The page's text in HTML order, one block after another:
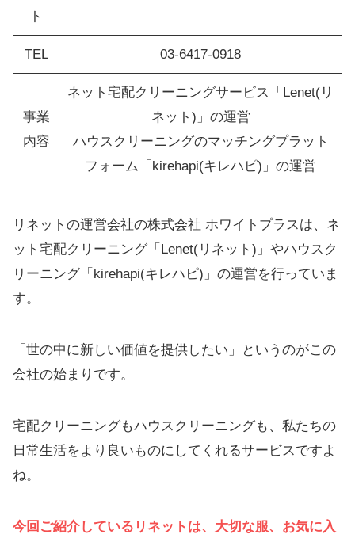
ト
TEL 03-6417-0918
事業
内容
ネット宅配クリーニングサービス「Lenet(リ
ネット)」の運営
ハウスクリーニングのマッチングプラット
フォーム「kirehapi(キレハピ)」の運営
リネットの運営会社の株式会社 ホワイトプラスは、ネ
ット宅配クリーニング「Lenet(リネット)」やハウスク
リーニング「kirehapi(キレハピ)」の運営を行っていま
す。
「世の中に新しい価値を提供したい」というのがこの
会社の始まりです。
宅配クリーニングもハウスクリーニングも、私たちの
日常生活をより良いものにしてくれるサービスですよ
ね。
今回ご紹介しているリネットは、大切な服、お気に入